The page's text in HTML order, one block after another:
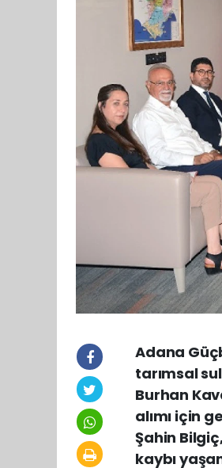
Adana
tarımsal
Burhan
alımı için
Şahin
kaybı